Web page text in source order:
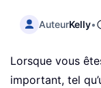
AuteurKelly•
Lorsque vous
important, tel